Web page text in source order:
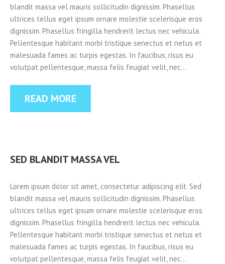
blandit massa vel mauris sollicitudin dignissim. Phasellus
ultrices tellus eget ipsum ornare molestie scelerisque eros
dignissim. Phasellus fringilla hendrerit lectus nec vehicula.
Pellentesque habitant morbi tristique senectus et netus et
malesuada fames ac turpis egestas. In faucibus, risus eu
volutpat pellentesque, massa felis feugiat velit, nec…
READ MORE
SED BLANDIT MASSA VEL
Lorem ipsum dolor sit amet, consectetur adipiscing elit. Sed
blandit massa vel mauris sollicitudin dignissim. Phasellus
ultrices tellus eget ipsum ornare molestie scelerisque eros
dignissim. Phasellus fringilla hendrerit lectus nec vehicula.
Pellentesque habitant morbi tristique senectus et netus et
malesuada fames ac turpis egestas. In faucibus, risus eu
volutpat pellentesque, massa felis feugiat velit, nec…